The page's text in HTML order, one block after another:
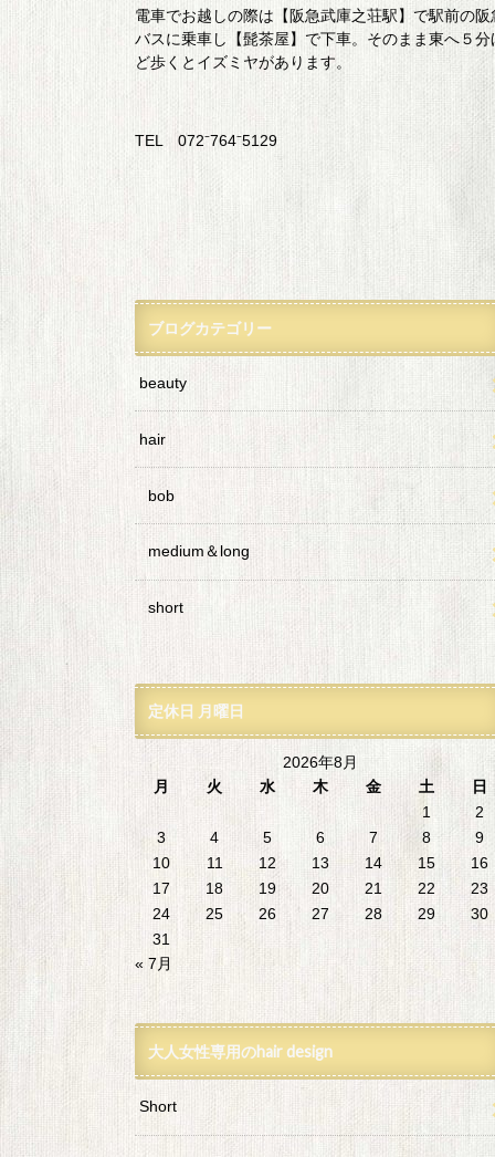
電車でお越しの際は【阪急武庫之荘駅】で駅前の阪
バスに乗車し【髭茶屋】で下車。そのまま東へ５分
ど歩くとイズミヤがあります。
TEL 072⁻764⁻5129
ブログカテゴリー
beauty
hair
bob
medium＆long
short
定休日 月曜日
2026年8月
月
火 水 木 金 土
日
1
2
3
4 5 6 7 8
9
10
11 12 13 14 15
16
17
18 19 20 21 22
23
24
25 26 27 28 29
30
31
« 7月
大人女性専用のhair design
Short